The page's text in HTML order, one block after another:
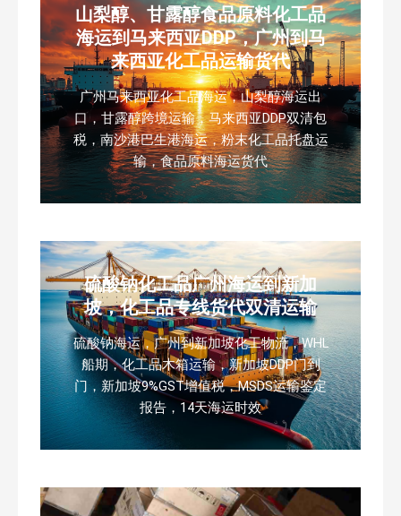
山梨醇、甘露醇食品原料化工品
海运到马来西亚DDP，广州到马
来西亚化工品运输货代
广州马来西亚化工品海运，山梨醇海运出
口，甘露醇跨境运输，马来西亚DDP双清包
税，南沙港巴生港海运，粉末化工品托盘运
输，食品原料海运货代
硫酸钠化工品广州海运到新加
坡，化工品专线货代双清运输
硫酸钠海运，广州到新加坡化工物流，WHL
船期，化工品木箱运输，新加坡DDP门到
门，新加坡9%GST增值税，MSDS运输鉴定
报告，14天海运时效